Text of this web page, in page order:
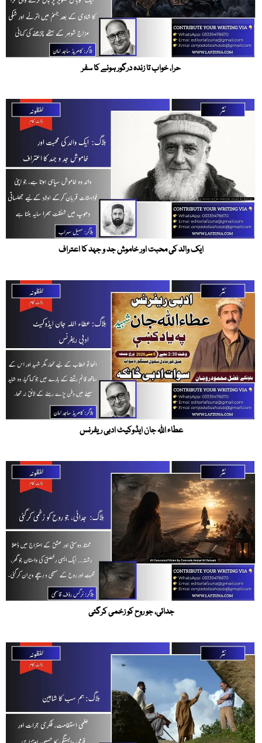
حرا، خواب تا زندہ درگور ہونے کا سفر
ایک والد کی محبت اور خاموش جد و جہد کا اعتراف
عطاء اللہ جان ایڈوکیٹ ادبی ریفرنس
جدائی، جو روح کو زخمی کرگئی